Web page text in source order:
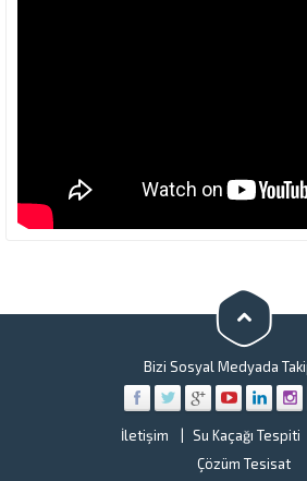
Bizi Sosyal Medyada
İletişim Su Kaçağı Tespiti
Çözüm Tesisat